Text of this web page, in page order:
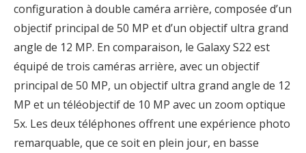
configuration à double caméra arrière, composée d’un
objectif principal de 50 MP et d’un objectif ultra grand
angle de 12 MP. En comparaison, le Galaxy S22 est
équipé de trois caméras arrière, avec un objectif
principal de 50 MP, un objectif ultra grand angle de 12
MP et un téléobjectif de 10 MP avec un zoom optique
5x. Les deux téléphones offrent une expérience photo
remarquable, que ce soit en plein jour, en basse